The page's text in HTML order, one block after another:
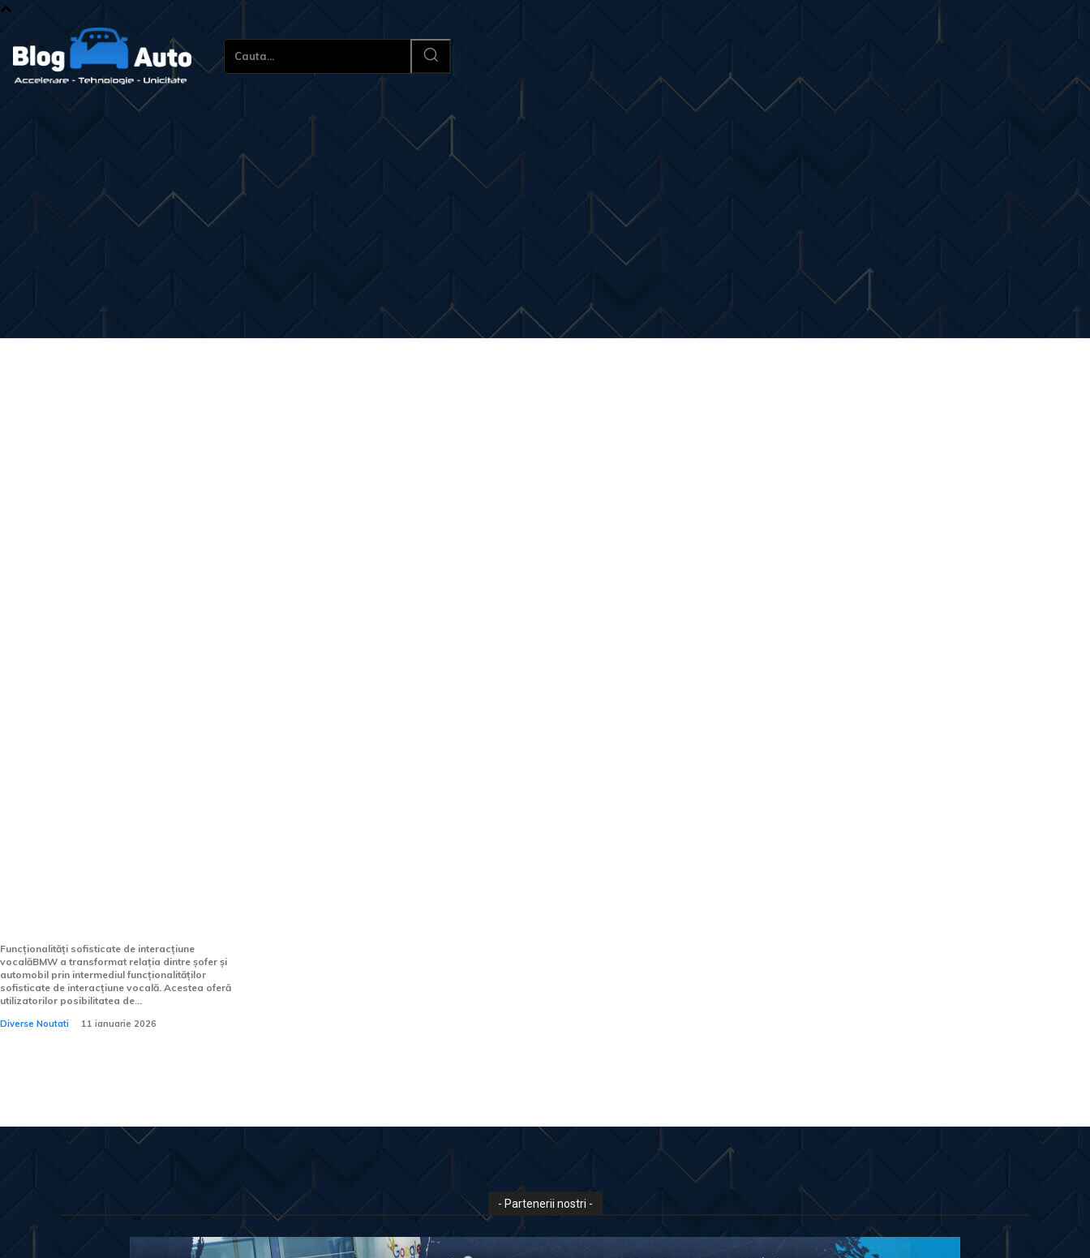
Cauta...
Funcționalități sofisticate de interacțiune
vocalăBMW a transformat relația dintre șofer și
automobil prin intermediul funcționalităților
sofisticate de interacțiune vocală. Acestea oferă
utilizatorilor posibilitatea de...
Diverse Noutati 11 ianuarie 2026
- Partenerii nostri -